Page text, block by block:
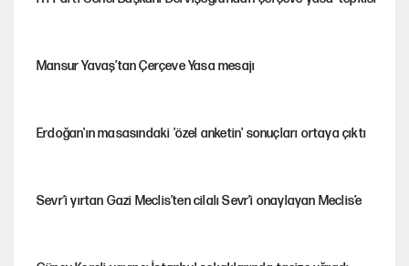
Mansur Yavaş’tan Çerçeve Yasa mesajı
Erdoğan'ın masasındaki 'özel anketin' sonuçları ortaya çıktı
Sevr’i yırtan Gazi Meclis’ten cilalı Sevr’i onaylayan Meclis’e